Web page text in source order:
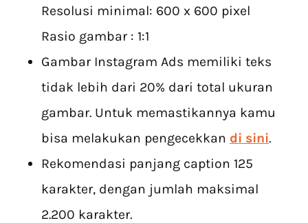
Resolusi minimal: 600 x 600 pixel
Rasio gambar : 1:1
Gambar Instagram Ads memiliki teks
tidak lebih dari 20% dari total ukuran
gambar. Untuk memastikannya kamu
bisa melakukan pengecekkan di sini.
Rekomendasi panjang caption 125
karakter, dengan jumlah maksimal
2.200 karakter.